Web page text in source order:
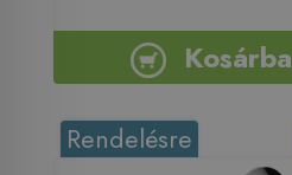
Kosárba
Rendelésre